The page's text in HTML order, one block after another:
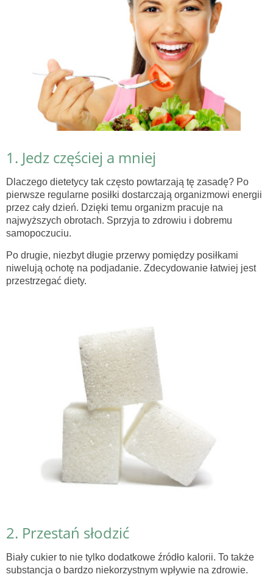
1. Jedz częściej a mniej
Dlaczego dietetycy tak często powtarzają tę zasadę? Po
pierwsze regularne posiłki dostarczają organizmowi energii
przez cały dzień. Dzięki temu organizm pracuje na
najwyższych obrotach. Sprzyja to zdrowiu i dobremu
samopoczuciu.
Po drugie, niezbyt długie przerwy pomiędzy posiłkami
niwelują ochotę na podjadanie. Zdecydowanie łatwiej jest
przestrzegać diety.
2. Przestań słodzić
Biały cukier to nie tylko dodatkowe źródło kalorii. To także
substancja o bardzo niekorzystnym wpływie na zdrowie.